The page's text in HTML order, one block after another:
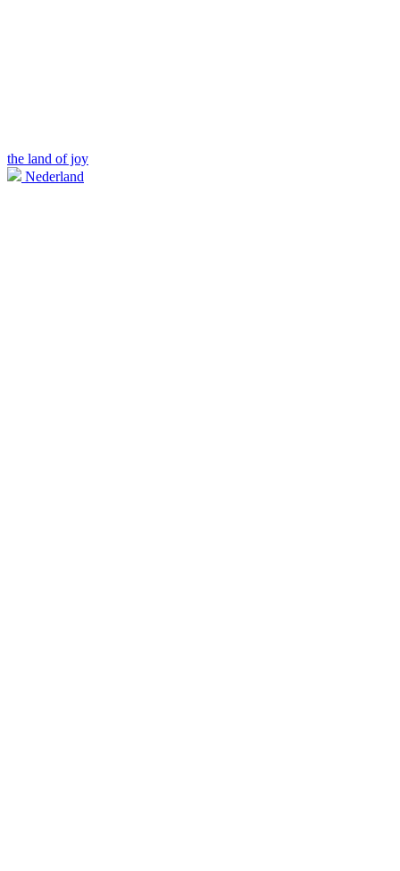
the land of joy
Nederland